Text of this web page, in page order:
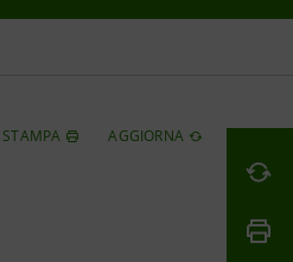
STAMPA AGGIORNA